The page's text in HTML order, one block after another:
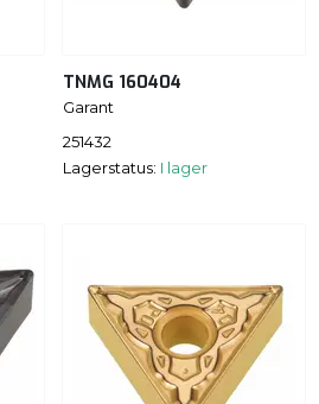
TNMG 160404
Garant
251432
Lagerstatus: I lager